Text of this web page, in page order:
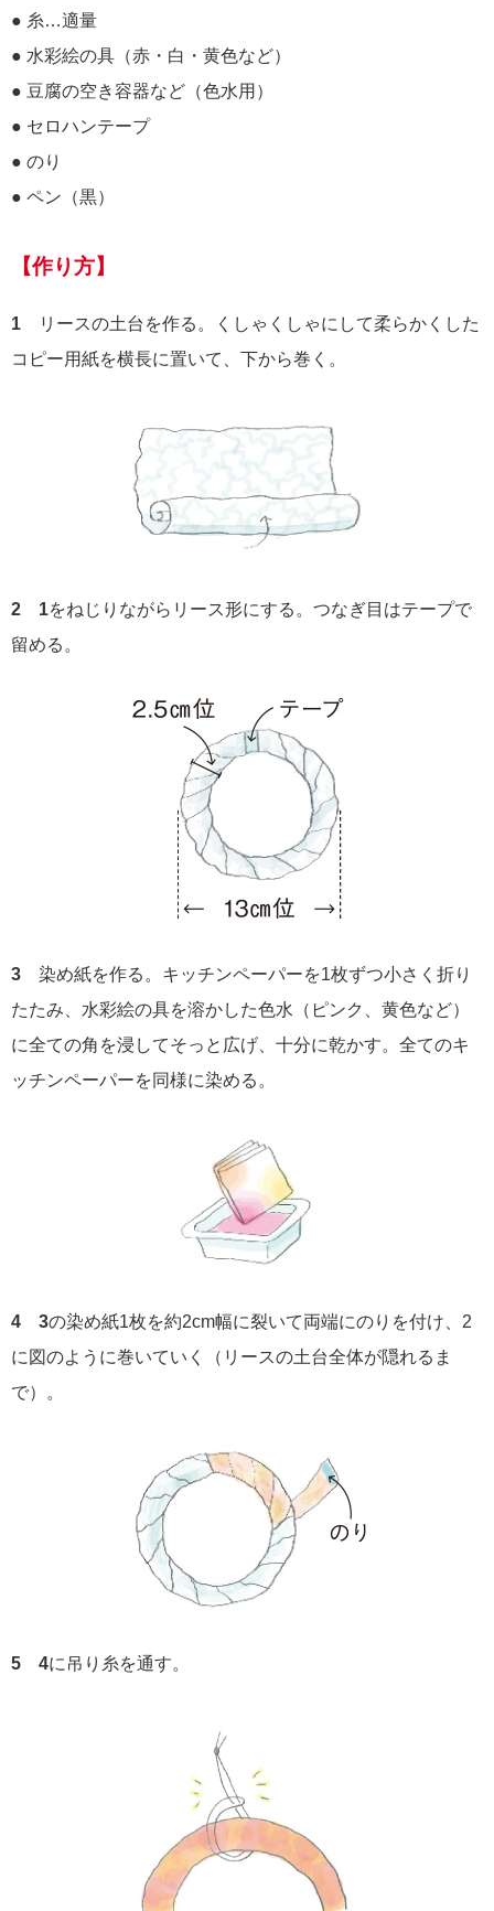
● 糸…適量
● 水彩絵の具（赤・白・黄色など）
● 豆腐の空き容器など（色水用）
● セロハンテープ
● のり
● ペン（黒）
【作り方】
1
リースの土台を作る。くしゃくしゃにして柔らかくした
コピー用紙を横長に置いて、下から巻く。
2 1をねじりながらリース形にする。つなぎ目はテープで
留める。
3
染め紙を作る。キッチンペーパーを1枚ずつ小さく折り
たたみ、水彩絵の具を溶かした色水（ピンク、黄色など）
に全ての角を浸してそっと広げ、十分に乾かす。全てのキ
ッチンペーパーを同様に染める。
4 3の染め紙1枚を約2cm幅に裂いて両端にのりを付け、2
に図のように巻いていく（リースの土台全体が隠れるま
で）。
5 4に吊り糸を通す。